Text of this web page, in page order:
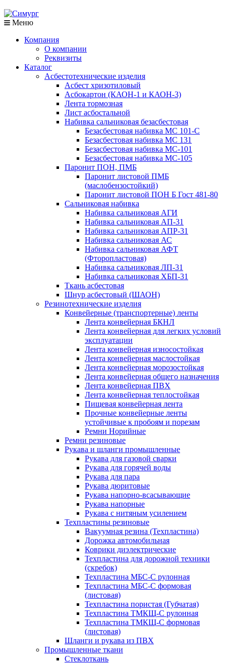
Меню
Компания
О компании
Реквизиты
Каталог
Асбестотехнические изделия
Асбест хризотиловый
Асбокартон (КАОН-1 и КАОН-3)
Лента тормозная
Лист асбостальной
Набивка сальниковая безасбестовая
Безасбестовая набивка МС 101-С
Безасбестовая набивка МС 131
Безасбестовая набивка МС-101
Безасбестовая набивка МС-105
Паронит ПОН, ПМБ
Паронит листовой ПМБ
(маслобензостойкий)
Паронит листовой ПОН Б Гост 481-80
Сальниковая набивка
Набивка сальниковая АГИ
Набивка сальниковая АП-31
Набивка сальниковая АПР-31
Набивка сальниковая АС
Набивка сальниковая АФТ
(Фторопластовая)
Набивка сальниковая ЛП-31
Набивка сальниковая ХБП-31
Ткань асбестовая
Шнур асбестовый (ШАОН)
Резинотехнические изделия
Конвейерные (транспортерные) ленты
Лента конвейерная БКНЛ
Лента конвейерная для легких условий
эксплуатации
Лента конвейерная износостойкая
Лента конвейерная маслостойкая
Лента конвейерная морозостойкая
Лента конвейерная общего назначения
Лента конвейерная ПВХ
Лента конвейерная теплостойкая
Пищевая конвейерная лента
Прочные конвейерные ленты
устойчивые к пробоям и порезам
Ремни Норийные
Ремни резиновые
Рукава и шланги промышленные
Рукава для газовой сварки
Рукава для горячей воды
Рукава для пара
Рукава дюритовые
Рукава напорно-всасывающие
Рукава напорные
Рукава с нитяным усилением
Техпластины резиновые
Вакуумная резина (Техпластина)
Дорожка автомобильная
Коврики диэлектрические
Техпластина для дорожной техники
(скребок)
Техпластина МБС-С рулонная
Техпластина МБС-С формовая
(листовая)
Техпластина пористая (Губчатая)
Техпластина ТМКЩ-С рулонная
Техпластина ТМКЩ-С формовая
(листовая)
Шланги и рукава из ПВХ
Промышленные ткани
Стеклоткань